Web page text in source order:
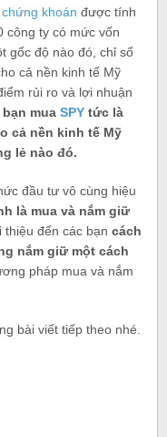
chứng khoán được tính
công ty có mức vốn
gốc độ nào đó, chỉ số
cả nền kinh tế Mỹ
rủi ro và lợi nhuận
bạn muaSPY tức là
cả nền kinh tế Mỹ
lẻ nào đó.
đầu tư vô cùng hiệu
là mua và nắm giữ
thiệu đến các bạncách
nắm giữ một cách
pháp mua và nắm
bài viết tiếp theo nhé.